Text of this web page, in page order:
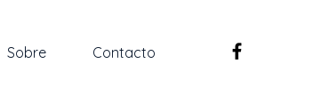
Sobre Contacto